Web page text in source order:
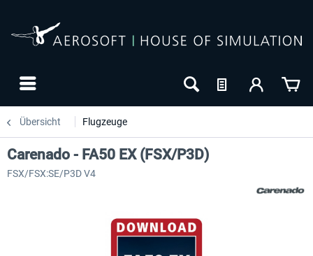
Übersicht Flugzeuge
Carenado - FA50 EX (FSX/P3D)
FSX/FSX:SE/P3D V4